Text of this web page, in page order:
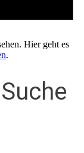
Hier geht es
.